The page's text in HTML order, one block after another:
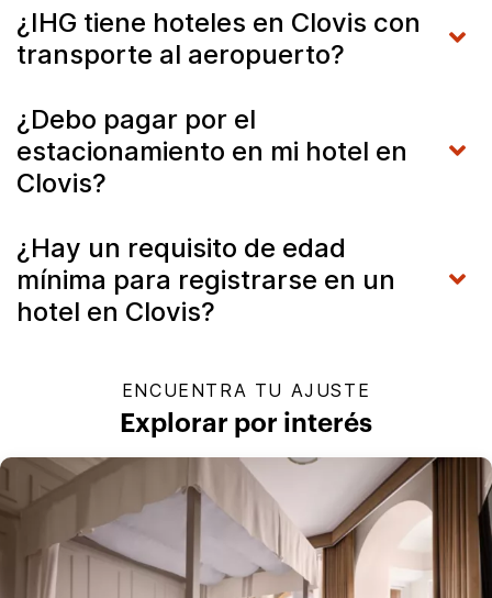
¿IHG tiene hoteles en Clovis con
transporte al aeropuerto?
¿Debo pagar por el
estacionamiento en mi hotel en
Clovis?
¿Hay un requisito de edad
mínima para registrarse en un
hotel en Clovis?
ENCUENTRA TU AJUSTE
Explorar por interés